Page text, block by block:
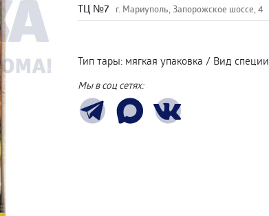
ТЦ №7 г. Мариуполь, Запорожское шоссе, 4
Тип тары: мягкая упаковка / Вид специи
Мы в соц сетях: